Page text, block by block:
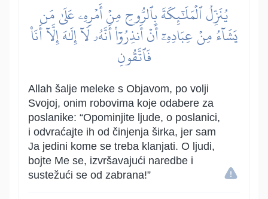
يُنَزِّلُ ٱلۡمَلَٰٓئِكَةَ بِٱلرُّوحِ مِنۡ أَمۡرِهِۦ عَلَىٰ مَن
يَشَآءُ مِنۡ عِبَادِهِۦٓ أَنۡ أَنذِرُوٓاْ أَنَّهُۥ لَآ إِلَٰهَ إِلَّآ أَنَا۠
فَٱتَّقُونِ
Allah šalje meleke s Objavom, po volji
Svojoj, onim robovima koje odabere za
poslanike: “Opominjite ljude, o poslanici,
i odvraćajte ih od činjenja širka, jer sam
Ja jedini kome se treba klanjati. O ljudi,
bojte Me se, izvršavajući naredbe i
sustežući se od zabrana!”